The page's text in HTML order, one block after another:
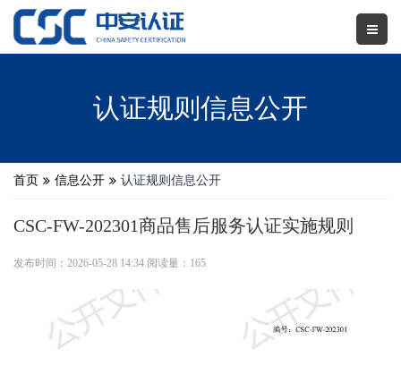
认证规则信息公开
首页 信息公开 认证规则信息公开
CSC-FW-202301商品售后服务认证实施规则
发布时间：2026-05-28 14:34 阅读量：165